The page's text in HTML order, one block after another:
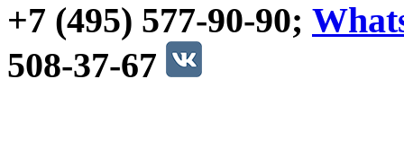
+7 (495) 577-90-90;
508-37-67